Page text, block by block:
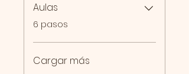
Aulas
6 pasos
Cargar más